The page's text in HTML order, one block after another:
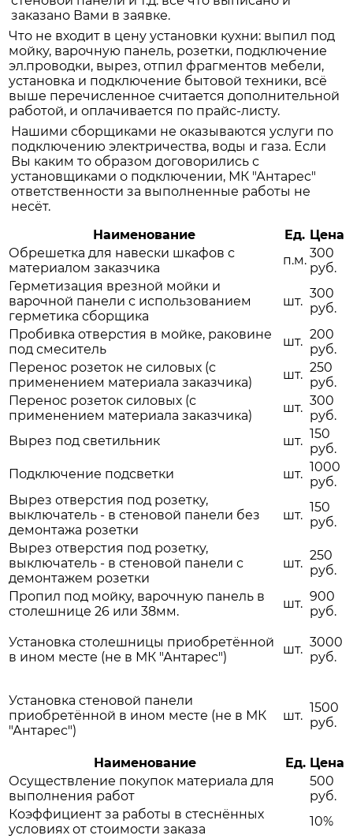
заказано Вами в заявке.
Что не входит в цену установки кухни: выпил под
мойку, варочную панель, розетки, подключение
эл.проводки, вырез, отпил фрагментов мебели,
установка и подключение бытовой техники, всё
выше перечисленное считается дополнительной
работой, и оплачивается по прайс-листу.
Нашими сборщиками не оказываются услуги по
подключению электричества, воды и газа. Если
Вы каким то образом договорились с
установщиками о подключении, МК "Антарес"
ответственности за выполненные работы не
несёт.
Наименование
Ед. Цена
Обрешетка для навески шкафов с
материалом заказчика
п.м. 300
руб.
Герметизация врезной мойки и
варочной панели с использованием
герметика сборщика
шт.
300
руб.
Пробивка отверстия в мойке, раковине
под смеситель
шт. 200
руб.
Перенос розеток не силовых (с
применением материала заказчика)
шт. 250
руб.
Перенос розеток силовых (с
применением материала заказчика)
шт. 300
руб.
Вырез под светильник
шт. 150
руб.
Подключение подсветки
шт. 1000
руб.
Вырез отверстия под розетку,
выключатель - в стеновой панели без
демонтажа розетки
шт.
150
руб.
Вырез отверстия под розетку,
выключатель - в стеновой панели с
демонтажем розетки
шт.
250
руб.
Пропил под мойку, варочную панель в
столешнице 26 или 38мм.
шт. 900
руб.
Установка столешницы приобретённой
в ином месте (не в МК "Антарес")
шт. 3000
руб.
Установка стеновой панели
приобретённой в ином месте (не в МК
"Антарес")
шт.
1500
руб.
Наименование Ед. Цена
Осуществление покупок материала для
выполнения работ
500
руб.
Коэффициент за работы в стеснённых
условиях от стоимости заказа
10%